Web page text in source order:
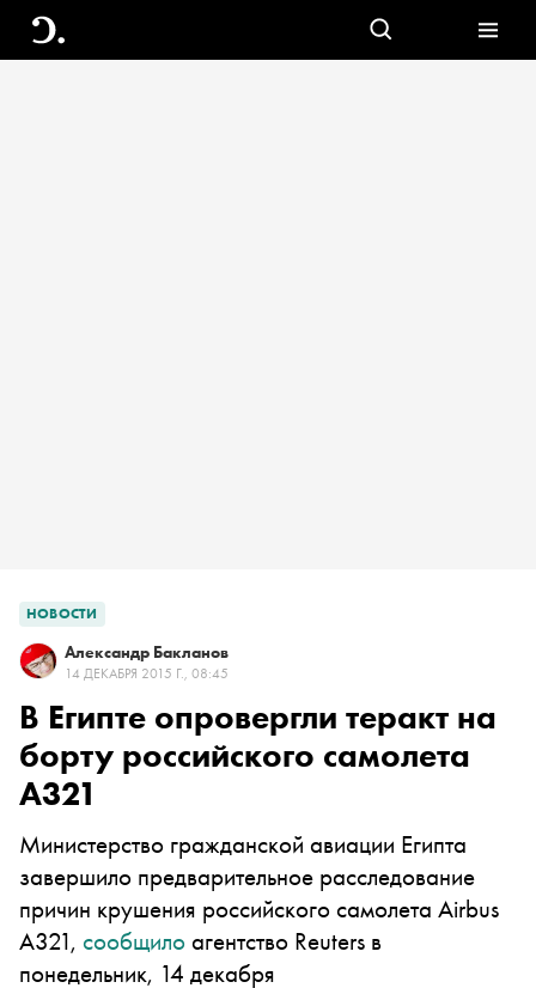
НОВОСТИ
Александр Бакланов
14 ДЕКАБРЯ 2015 Г., 08:45
В Египте опровергли теракт на
борту российского самолета
A321
Министерство гражданской авиации Египта
завершило предварительное расследование
причин крушения российского самолета Airbus
A321, сообщилоагентство Reuters в
понедельник, 14 декабря